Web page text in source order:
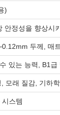
)
안정성을 향상시
두께, 매
있는 능력, B1
모래 질감, 기하
스템